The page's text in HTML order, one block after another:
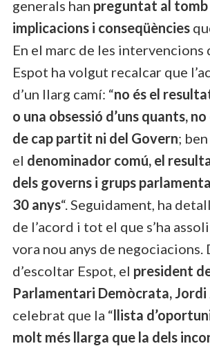
generals han preguntat al tomb
implicacions i conseqüències
En el marc de les intervencions
Espot ha volgut recalcar que
d’un llarg camí: “no és el
o una obsessió d’uns quants,
de cap partit ni del Govern;
el denominador comú, el
dels governs i grups
30 anys“. Seguidament, ha
de l’acord i tot el que s’ha
vora nou anys de negociacions.
d’escoltar Espot, el president
Parlamentari Demòcrata, Jordi
celebrat que la “llista
molt més llarga que la dels